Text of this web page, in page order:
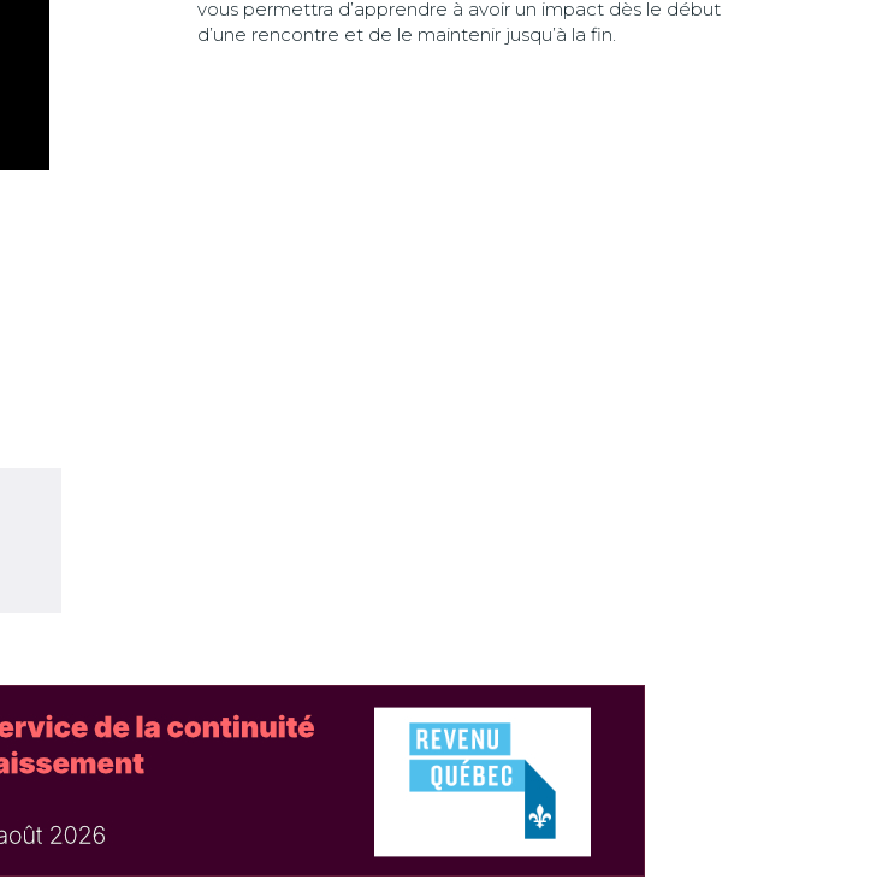
vous permettra d’apprendre à avoir un impact dès le début
d’une rencontre et de le maintenir jusqu’à la fin.